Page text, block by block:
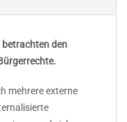
den
mehrere externe